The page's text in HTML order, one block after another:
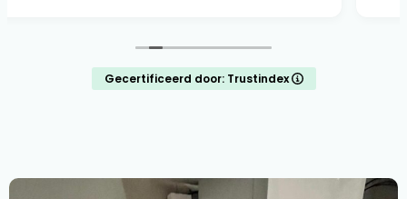
Gecertificeerd door: Trustindex